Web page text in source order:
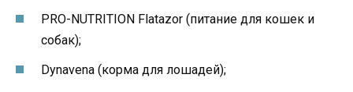
PRO-NUTRITION Flatazor (питание для кошек и
собак);
Dynavena (корма для лошадей);